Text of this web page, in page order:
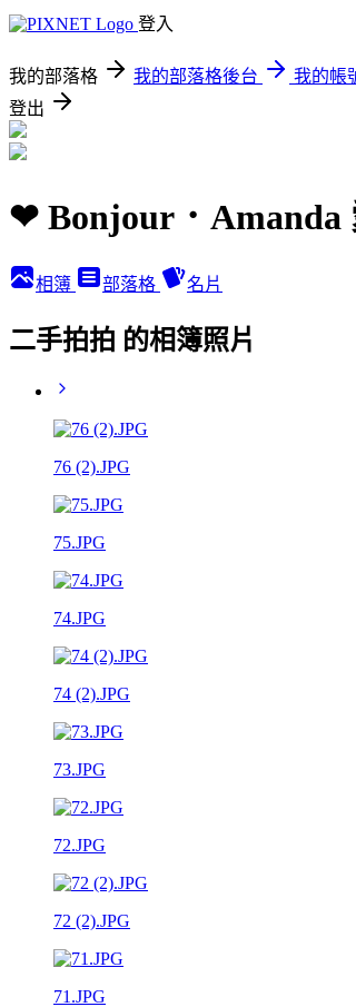
登入
我的部落格 我的部落格後台
我的帳
登出
❤ Bonjour．Amanda
相簿 部落格 名片
二手拍拍 的相簿照片
76 (2).JPG
75.JPG
74.JPG
74 (2).JPG
73.JPG
72.JPG
72 (2).JPG
71.JPG